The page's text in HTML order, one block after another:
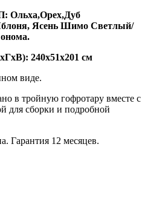
Ольха,Орех,Дуб
Ясень Шимо Светлый/
240х51х201 см
виде.
в тройную гофротару вместе с
для сборки и подробной
Гарантия 12 месяцев.